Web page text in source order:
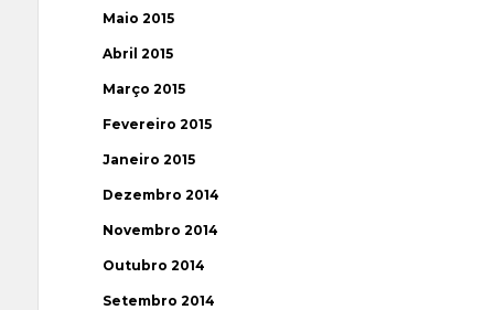
Maio 2015
Abril 2015
Março 2015
Fevereiro 2015
Janeiro 2015
Dezembro 2014
Novembro 2014
Outubro 2014
Setembro 2014